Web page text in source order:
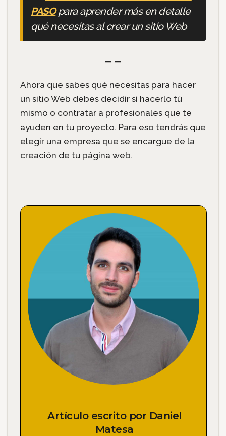
PASOpara aprender más en detalle
qué necesitas al crear un sitio Web
— —
Ahora que sabes qué necesitas para hacer
un sitio Web debes decidir si hacerlo tú
mismo o contratar a profesionales que te
ayuden en tu proyecto. Para eso tendrás que
elegir una empresa que se encargue de la
creación de tu página web.
Artículo escrito por Daniel
Matesa